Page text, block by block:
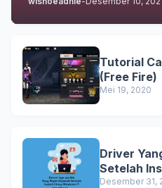
Tutorial
(Free Fire)
Mei 19, 2020
Driver
Setelah
Desember 31,